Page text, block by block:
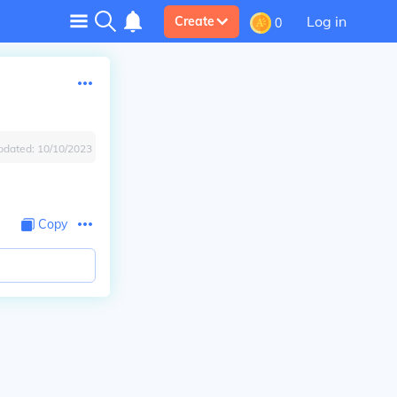
Create 0 Log in
10/10/2023
Copy